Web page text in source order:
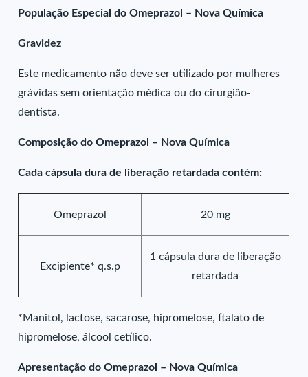
População Especial do Omeprazol – Nova Química
Gravidez
Este medicamento não deve ser utilizado por mulheres
grávidas sem orientação médica ou do cirurgião-
dentista.
Composição do Omeprazol – Nova Química
Cada cápsula dura de liberação retardada contém:
Omeprazol 20 mg
Excipiente* q.s.p
1 cápsula dura de liberação
retardada
*Manitol, lactose, sacarose, hipromelose, ftalato de
hipromelose, álcool cetílico.
Apresentação do Omeprazol – Nova Química